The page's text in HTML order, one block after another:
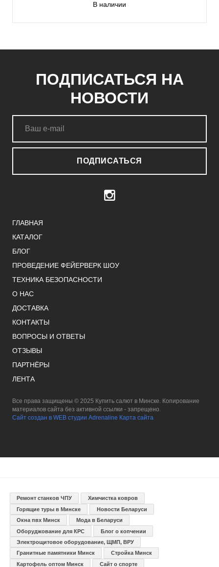
В наличии
ПОДПИСАТЬСЯ НА
НОВОСТИ
ПОДПИСАТЬСЯ
ГЛАВНАЯ
КАТАЛОГ
БЛОГ
ПРОВЕДЕНИЕ ФЕЙЕРВЕРК ШОУ
ТЕХНИКА БЕЗОПАСНОСТИ
О НАС
ДОСТАВКА
КОНТАКТЫ
ВОПРОСЫ И ОТВЕТЫ
ОТЗЫВЫ
ПАРТНЁРЫ
ЛЕНТА
Все права защищены © 2025 Купить салют в Минске. Копирование
материалов сайта без активной ссылки - запрещено.
Сайт создан в WEB студии Adrenaline Карта сайта
Ремонт станков ЧПУ
Химчистка ковров
Горящие туры в Минске
Новости Беларуси
Окна пвх Минск
Мода в Беларуси
Оборуджование для КРС
Блог о копчении
Электрощитовое оборудование, ЩМП, ВРУ
Гранитные памятники Минск
Стройка Минск
Картофель оптом Минск
Сайт о спорте